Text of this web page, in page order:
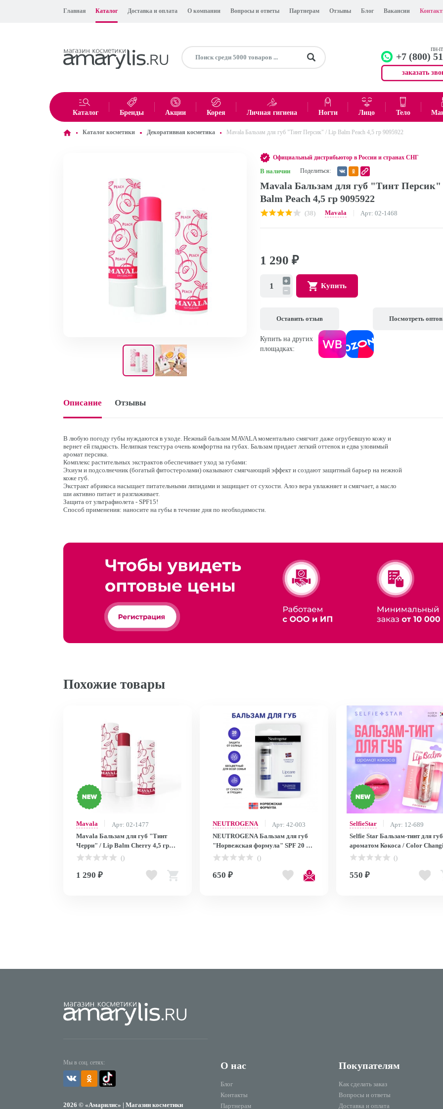
Главная Каталог Доставка и оплата О компании Вопросы и ответы Партнерам Отзывы Блог Вакансии
ПН-
+7 (800)
заказать
Офис +7 (499)
Итого: 0 ₽
Каталог Бренды Акции Корея Личная гигиена Ногти Лицо Тело
Каталог косметики Декоративная косметика Mavala Бальзам для губ "Тинт Персик" / Lip Balm Peach 4,5 гр 9095922
Официальный дистрибьютор в России и странах СНГ
В наличии Поделиться:
Mavala Бальзам для губ "Тинт
Balm Peach 4,5 гр 9095922
(38) Mavala Арт: 02-1468
1 290 ₽
Купить
Оставить отзыв Посмотреть
Купить на других
площадках:
Описание Отзывы
В любую погоду губы нуждаются в уходе. Нежный бальзам MAVALA моментально смягчит даже огрубевшую кожу и
вернет ей гладкость. Нелипкая текстура очень комфортна на губах. Бальзам придает легкий оттенок и едва уловимый
аромат персика.
Комплекс растительных экстрактов обеспечивает уход за губами:
Эхиум и подсолнечник (богатый фитостеролами) оказывают смягчающий эффект и создают защитный барьер на нежной
коже губ.
Экстракт абрикоса насыщает питательными липидами и защищает от сухости. Алоэ вера увлажняет и смягчает, а масло
ши активно питает и разглаживает.
Защита от ультрафиолета - SPF15!
Способ применения: наносите на губы в течение дня по необходимости.
Похожие товары
Mavala
Арт: 02-1477
Mavala Бальзам для губ "Тинт
Черри" / Lip Balm Cherry 4,5 гр
9095925
()
1 290 ₽
NEUTROGENA
Арт: 42-003
NEUTROGENA Бальзам для губ
"Норвежская формула" SPF 20 на
блистере / Lip balm "Norwegian
formula" SPF 20, 4,8 g Blister
()
650 ₽
SelfieStar
Арт: 12-689
Selfie Star Бальзам-тинт для
ароматом Кокоса / Color Changing
Crystal Lip Balm Coconut
()
550 ₽
Мы в соц. сетях:
2026 © «Амарилис» | Магазин косметики
О нас
Блог
Контакты
Партнерам
Покупателям
Как сделать заказ
Вопросы и ответы
Доставка и оплата